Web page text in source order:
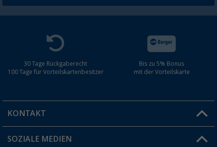
30 Tage Rückgaberecht
100 Tage für Vorteilskartenbesitzer
Bis zu 5% Bonus
mit der Vorteilskarte
KONTAKT
Du hast eine Frage?
SOZIALE MEDIEN